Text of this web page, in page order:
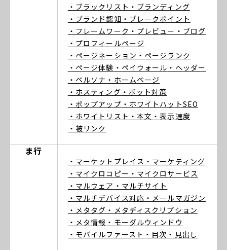
・ブラックリスト ・ブランディング
・ブランド認知 ・ブレークポイント
・フレームワーク ・プレビュー ・ブログ
・プロフィールページ
・ページネーション ・ページランク
・ページ体験 ・ペイウォール ・ヘッダー
・ペルソナ ・ホームページ
・ホスティング ・ボット対策
・ポップアップ ・ホワイトハットSEO
・ホワイトリスト ・本文 ・表示速度
・被リンク
ま行
・マーケットプレイス ・マーケティング
・マイクロコピー ・マイクロサービス
・マルウェア ・マルチサイト
・マルチデバイス対応 ・メールマガジン
・メタタグ ・メタディスクリプション
・メタ情報 ・モーダルウィンドウ
・モバイルファースト ・目次 ・見出し